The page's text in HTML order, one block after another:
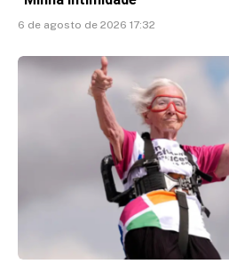
6 de agosto de 2026 17:32